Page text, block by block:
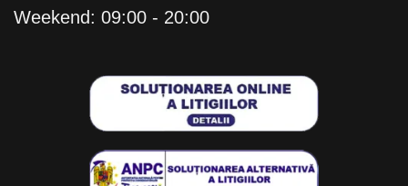
Weekend: 09:00 - 20:00